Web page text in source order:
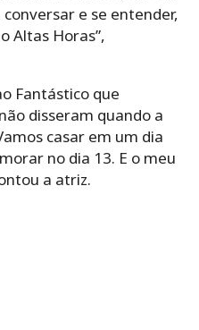
e se entender,
Altas Horas”,
Fantástico que
disseram quando a
casar em um dia
no dia 13. E o meu
a atriz.